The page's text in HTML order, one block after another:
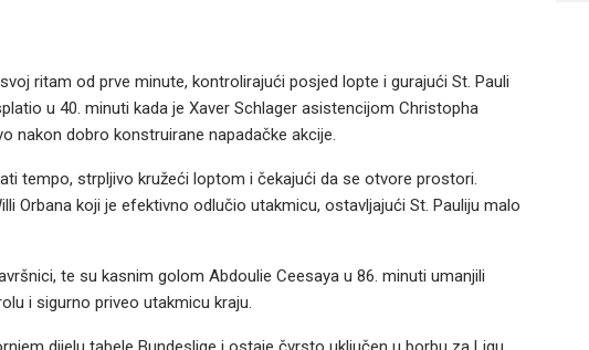
ritam od prve minute, kontrolirajući posjed lopte i gurajući St. Pauli
u 40. minuti kada je Xaver Schlager asistencijom Christopha
nakon dobro konstruirane napadačke akcije.
tempo, strpljivo kružeći loptom i čekajući da se otvore prostori.
Orbana koji je efektivno odlučio utakmicu, ostavljajući St. Pauliju malo
te su kasnim golom Abdoulie Ceesaya u 86. minuti umanjili
i sigurno priveo utakmicu kraju.